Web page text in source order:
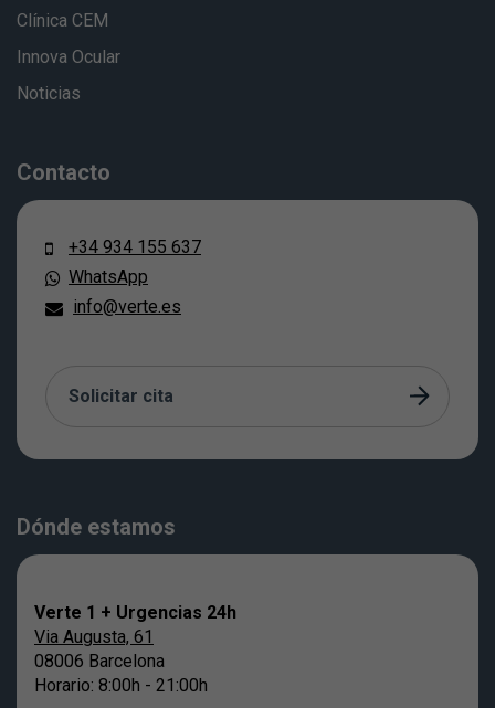
Clínica CEM
Innova Ocular
Noticias
Contacto
+34 934 155 637
WhatsApp
info@verte.es
Solicitar cita
Dónde estamos
Verte 1 + Urgencias 24h
Via Augusta, 61
08006 Barcelona
Horario: 8:00h - 21:00h